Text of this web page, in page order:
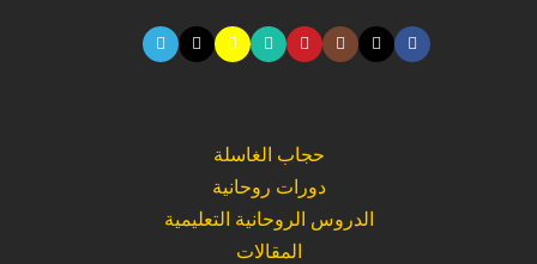
حجاب الغاسلة
دورات روحانية
الدروس الروحانية التعليمية
المقالات